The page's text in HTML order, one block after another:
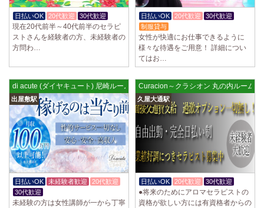
2025/03/28[亀有駅]
aroma Angel
セラピストさんを大募集しております 完全歩合で50%〜60%以上！！ 掛
け持ちOK、完全個室待機など嬉しい高待遇が盛りだくさんです♪ …
デビルキャット
24時間営業！自由シフトで好きな時間に働ける 未経験者歓迎♪個室待機
でゆっくり自分の好きな事ができます♪ 可愛い制服もご用意して…
日払いOK 20代歓迎 30代歓迎
現在20代前半～40代前半のセラピ
ストさんを経験者の方、未経験者の
方問わ…
日払いOK 20代歓迎
30代歓迎
制服貸与
女性が快適にお仕事できるように
様々な待遇をご用意！ 詳細につい
てはお…
di acute (ダイヤキュート) 尼崎ルーム
出屋敷駅
日払いOK 未経験者歓迎
20代歓迎
30代歓迎
未経験の方は女性講師が一から丁寧
Curacion～クラシオン 丸の内ルーム
久屋大通駅
日払いOK 20代歓迎 30代歓迎
●将来のためにアロマセラピストの
資格が欲しい方には有資格者からの